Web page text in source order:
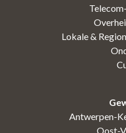
Lokale &
Antwerpen-
Oost-